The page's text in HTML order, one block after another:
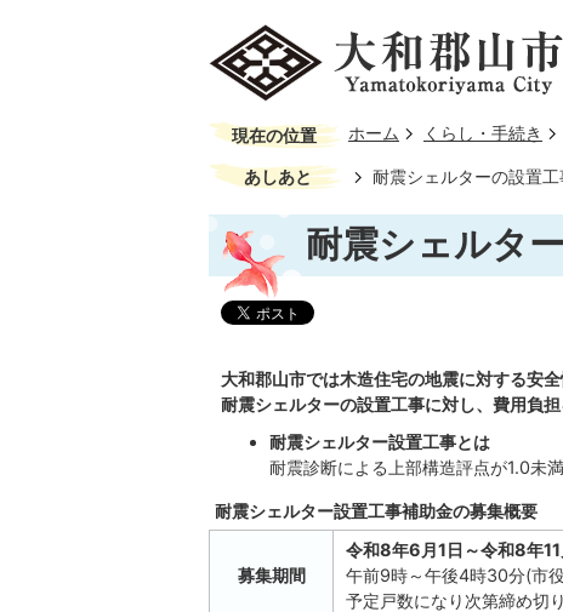
現在の位置 ホーム くらし・手続き
あしあと 耐震シェルターの設置
耐震シェルタ
大和郡山市では木造住宅の地震に対する安
耐震シェルターの設置工事に対し、費用負
耐震シェルター設置工事とは
耐震診断による上部構造評点が1.0未
耐震シェルター設置工事補助金の募集概要
募集期間
令和8年6月1日～令和8年
午前9時～午後4時30分(市
予定戸数になり次第締め切り